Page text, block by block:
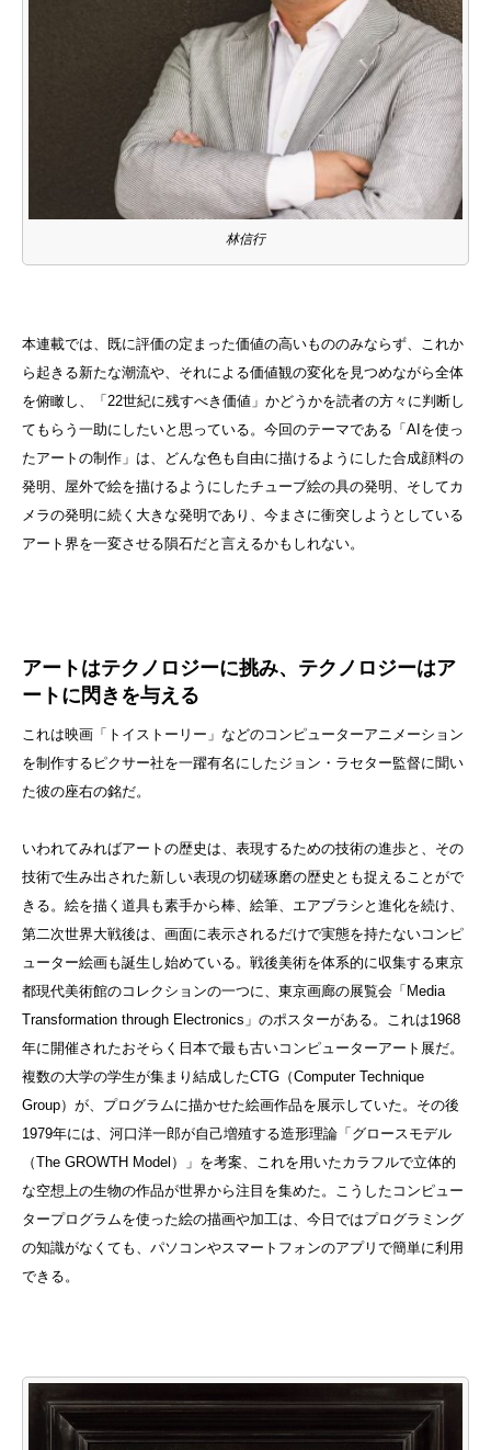
林信行
本連載では、既に評価の定まった価値の高いもののみならず、これか
ら起きる新たな潮流や、それによる価値観の変化を見つめながら全体
を俯瞰し、「22世紀に残すべき価値」かどうかを読者の方々に判断し
てもらう一助にしたいと思っている。今回のテーマである「AIを使っ
たアートの制作」は、どんな色も自由に描けるようにした合成顔料の
発明、屋外で絵を描けるようにしたチューブ絵の具の発明、そしてカ
メラの発明に続く大きな発明であり、今まさに衝突しようとしている
アート界を一変させる隕石だと言えるかもしれない。
アートはテクノロジーに挑み、テクノロジーはア
ートに閃きを与える
これは映画「トイストーリー」などのコンピューターアニメーション
を制作するピクサー社を一躍有名にしたジョン・ラセター監督に聞い
た彼の座右の銘だ。
いわれてみればアートの歴史は、表現するための技術の進歩と、その
技術で生み出された新しい表現の切磋琢磨の歴史とも捉えることがで
きる。絵を描く道具も素手から棒、絵筆、エアブラシと進化を続け、
第二次世界大戦後は、画面に表示されるだけで実態を持たないコンピ
ューター絵画も誕生し始めている。戦後美術を体系的に収集する東京
都現代美術館のコレクションの一つに、東京画廊の展覧会「Media
Transformation through Electronics」のポスターがある。これは1968
年に開催されたおそらく日本で最も古いコンピューターアート展だ。
複数の大学の学生が集まり結成したCTG（Computer Technique
Group）が、プログラムに描かせた絵画作品を展示していた。その後
1979年には、河口洋一郎が自己増殖する造形理論「グロースモデル
（The GROWTH Model）」を考案、これを用いたカラフルで立体的
な空想上の生物の作品が世界から注目を集めた。こうしたコンピュー
タープログラムを使った絵の描画や加工は、今日ではプログラミング
の知識がなくても、パソコンやスマートフォンのアプリで簡単に利用
できる。